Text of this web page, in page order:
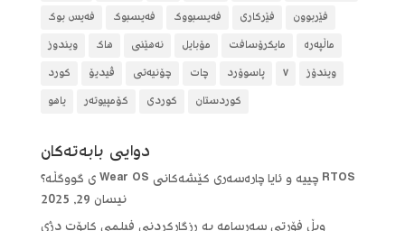
فێربوون
فێرکاری فەیسبووک فەیسبوک
فەیس بوک
ماڵپەرە
مایکرۆسافت مۆبایل نەهێنی هاک
ویندوز
ویندۆز
٧ پاسوۆرد چات چۆنیەتی ڤیدیۆ
کورد
کوردستان
کوردی کۆمپیوتەر یاهو
دوایی بابه‌ته‌كان
RTOS چییە و ئایا چارەسەری کێشەکانی Wear OS ی گووگڵە؟
نیسان 29, 2025